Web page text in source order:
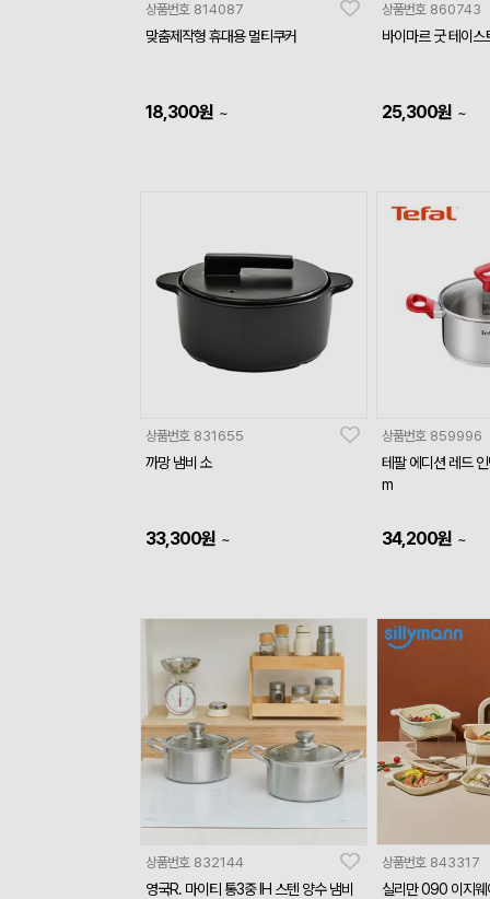
상품번호 814087
맞춤제작형 휴대용 멀티쿠커
18,300원 ~
상품번호 860743
바이마르 굿 테이스
25,300원 ~
상품번호 831655
까망 냄비 소
33,300원 ~
상품번호 859996
테팔 에디션 레드
m
34,200원 ~
상품번호 832144
영국R. 마이티 통3중 IH 스텐 양수 냄비
상품번호 843317
실리만 090 이지웨